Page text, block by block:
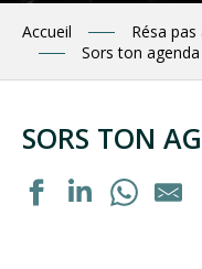
Accueil Résa pas
Sors ton agenda
SORS TON
Exposition "La